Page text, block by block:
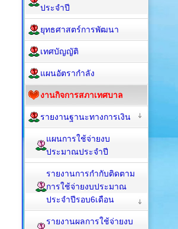
ประจำปี
ยุทธศาสตร์การพัฒนา
เทศบัญญัติ
แผนอัตรากำลัง
งานกิจการสภาเทศบาล
รายงานฐานะทางการเงิน
แผนการใช้จ่ายงบ
ประมาณประจำปี
รายงานการกำกับติดตาม
การใช้จ่ายงบประมาณ
ประจำปีรอบ6เดือน
รายงานผลการใช้จ่ายงบ